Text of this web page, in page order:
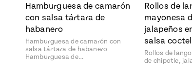
Hamburguesa de camarón
con salsa tártara de
habanero
Hamburguesa de camarón con
salsa tártara de habanero
Hamburguesa de…
Rollos de
mayonesa
jalapeños
salsa
Rollos de
de chipotle,